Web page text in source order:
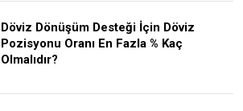
Döviz Dönüşüm Desteği İçin Döviz
Pozisyonu Oranı En Fazla % Kaç
Olmalıdır?